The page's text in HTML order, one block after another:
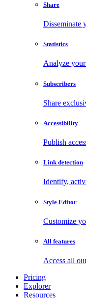
Share
Disseminate
Statistics
Analyze
Subscribers
Share
Accessibility
Publish
Link detection
Identify,
Style Editor
Customize
All features
Access all
Pricing
Explorer
Resources